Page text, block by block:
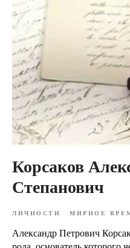
Корсаков
Степанович
ЛИЧНОСТИ МИРНОЕ
Александр Петрович